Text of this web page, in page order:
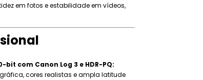
em fotos e estabilidade em vídeos,
bit com Canon Log 3 e HDR-PQ:
cores realistas e ampla latitude